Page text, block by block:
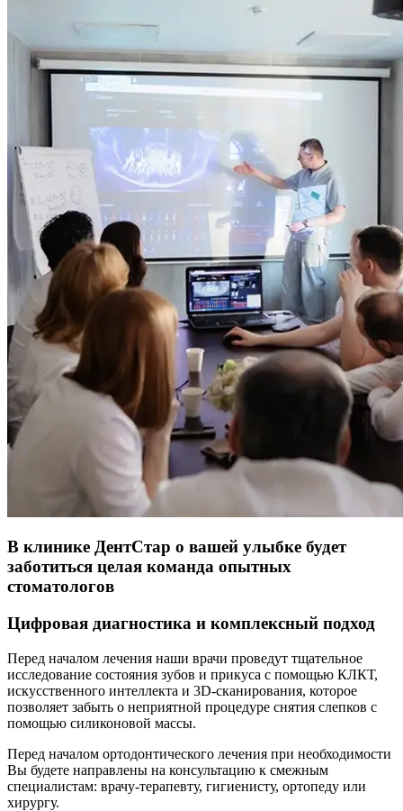
В клинике ДентСтар о вашей улыбке будет
заботиться целая команда опытных
стоматологов
Цифровая диагностика и комплексный подход
Перед началом лечения наши врачи проведут тщательное
исследование состояния зубов и прикуса с помощью КЛКТ,
искусственного интеллекта и 3D-сканирования, которое
позволяет забыть о неприятной процедуре снятия слепков с
помощью силиконовой массы.
Перед началом ортодонтического лечения при необходимости
Вы будете направлены на консультацию к смежным
специалистам: врачу-терапевту, гигиенисту, ортопеду или
хирургу.